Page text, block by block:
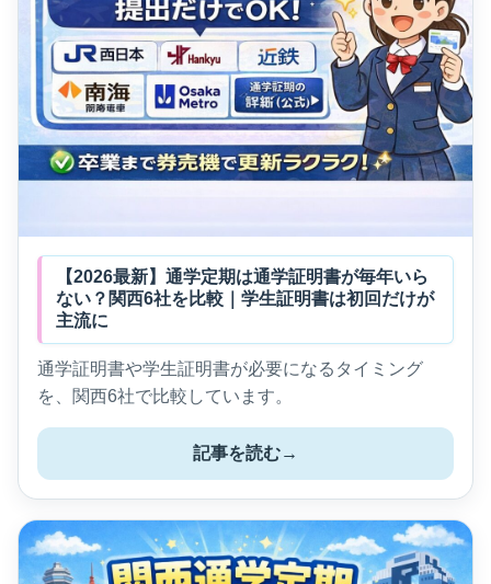
【2026最新】通学定期は通学証明書が毎年いら
ない？関西6社を比較｜学生証明書は初回だけが
主流に
通学証明書や学生証明書が必要になるタイミング
を、関西6社で比較しています。
記事を読む→